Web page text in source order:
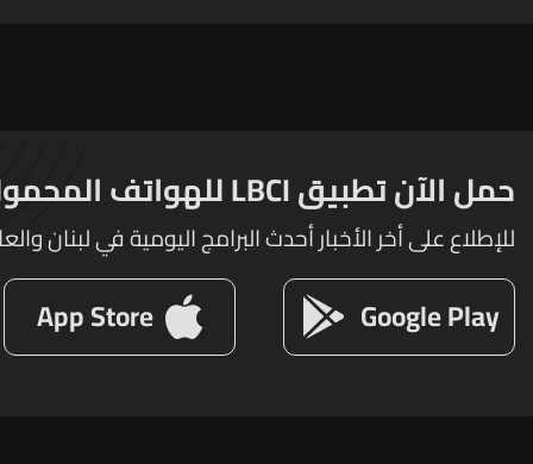
حمل الآن تطبيق LBCI للهواتف المحمولة
للإطلاع على أخر الأخبار أحدث البرامج اليومية في لبنان
Google Play
App Store